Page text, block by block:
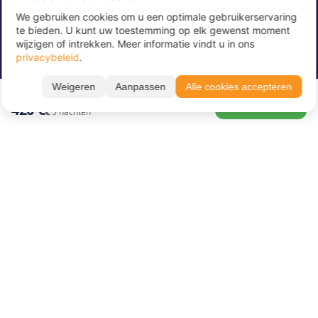
23.08. – 28.08.26
420 € 5 nachten
BOEK NU
Meld u nu aan voor onze nieuwsbrief om
geweldige aanbiedingen te ontvangen en op de
hoogte te blijven!
Voer hier uw e-mailadres in*
We gebruiken cookies om u een optimale gebruikerservaring
te bieden. U kunt uw toestemming op elk gewenst moment
wijzigen of intrekken. Meer informatie vindt u in ons
privacybeleid.
Weigeren Aanpassen Alle cookies accepteren